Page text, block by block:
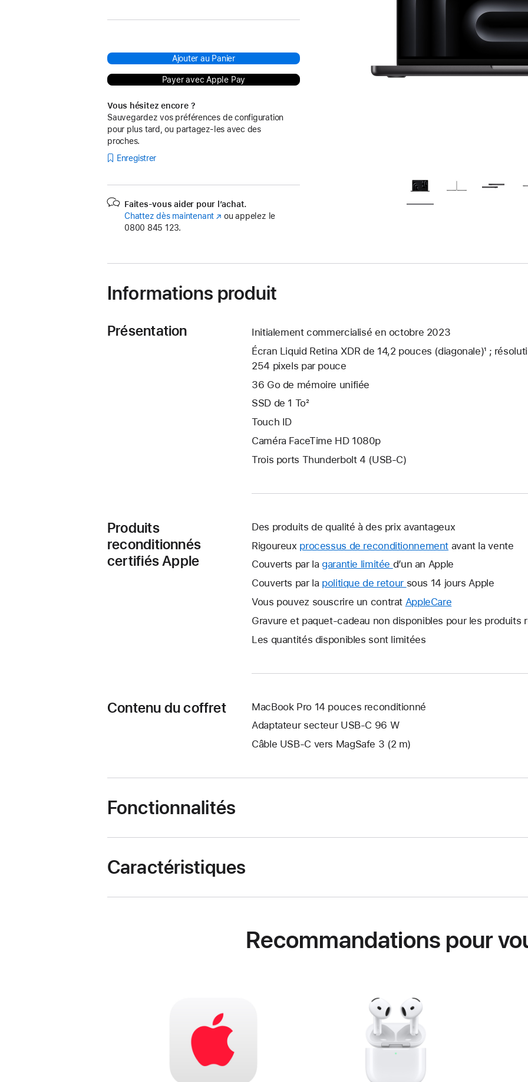
Ajouter au Panier
Payer avec Apple Pay
Vous hésitez encore ?
Sauvegardez vos préférences de configuration
pour plus tard, ou partagez-les avec des
proches.
Enregistrer
Faites-vous aider pour l’achat.
Chattez dès maintenant (s’ouvre
fenêtre)
ou appelez le
0800 845 123.
Informations produit
Présentation
Initialement commercialisé en octobre 2023
Écran Liquid Retina XDR de 14,2 pouces (diagonale)¹ ;
254 pixels par pouce
36 Go de mémoire unifiée
SSD de 1 To²
Touch ID
Caméra FaceTime HD 1080p
Trois ports Thunderbolt 4 (USB-C)
Produits
reconditionnés
certifiés Apple
Des produits de qualité à des prix avantageux
Rigoureux processus de reconditionnement avant la vente
Couverts par la garantie limitée Une
nouvelle
s’ouvre.
d’un an Apple
Couverts par la politique de retour Une
nouvelle
s’ouvre.
sous 14 jours Apple
Vous pouvez souscrire un contrat AppleCare
nouvelle
Gravure et paquet-cadeau non disponibles pour les produits
Les quantités disponibles sont limitées
Contenu du coffret
MacBook Pro 14 pouces reconditionné
Adaptateur secteur USB‑C 96 W
Câble USB-C vers MagSafe 3 (2 m)
Fonctionnalités
Caractéristiques
Recommandations pour